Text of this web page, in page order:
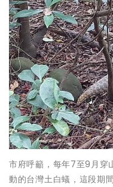
市府呼籲，每年7至9月穿
動的台灣土白蟻，這段期